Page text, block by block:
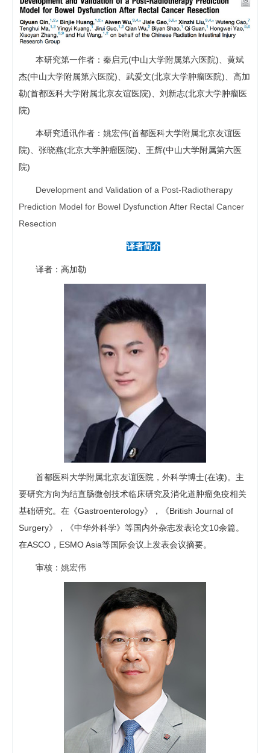
本研究第一作者：秦启元(中山大学附属第六医院)、黄斌
杰(中山大学附属第六医院)、武爱文(北京大学肿瘤医院)、高加
勒(首都医科大学附属北京友谊医院)、刘新志(北京大学肿瘤医
院)
本研究通讯作者： 姚宏伟(首都医科大学附属北京友谊医
院)、张晓燕(北京大学肿瘤医院)、王辉(中山大学附属第六医
院)
Development and Validation of a Post-Radiotherapy
Prediction Model for Bowel Dysfunction After Rectal Cancer
Resection
译者简介
译者：高加勒
首都医科大学附属北京友谊医院，外科学博士(在读)。主
要研究方向为结直肠微创技术临床研究及消化道肿瘤免疫相关
基础研究。在《Gastroenterology》，《British Journal of
Surgery》，《中华外科学》等国内外杂志发表论文10余篇。
在ASCO，ESMO Asia等国际会议上发表会议摘要。
审核： 姚宏伟